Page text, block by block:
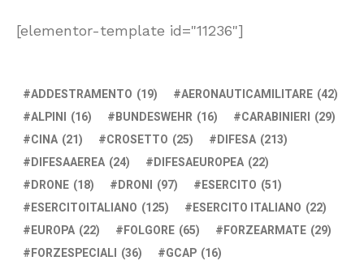
[elementor-template id="11236"]
ADDESTRAMENTO (19) AERONAUTICAMILITARE (42)
ALPINI (16) BUNDESWEHR (16) CARABINIERI (29)
CINA (21) CROSETTO (25) DIFESA (213)
DIFESAAEREA (24) DIFESAEUROPEA (22)
DRONE (18) DRONI (97) ESERCITO (51)
ESERCITOITALIANO (125) ESERCITO ITALIANO (22)
EUROPA (22) FOLGORE (65) FORZEARMATE (29)
FORZESPECIALI (36) GCAP (16)